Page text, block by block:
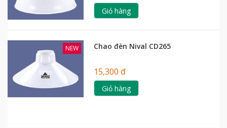
Giỏ hàng
NEW Chao đèn Nival CD265
15,300 đ
Giỏ hàng